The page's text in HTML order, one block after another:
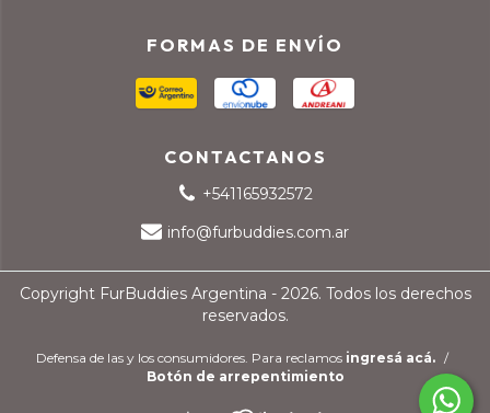
FORMAS DE ENVÍO
CONTACTANOS
+541165932572
info@furbuddies.com.ar
Copyright FurBuddies Argentina - 2026. Todos los derechos
reservados.
Defensa de las y los consumidores. Para reclamos ingresá acá. /
Botón de arrepentimiento